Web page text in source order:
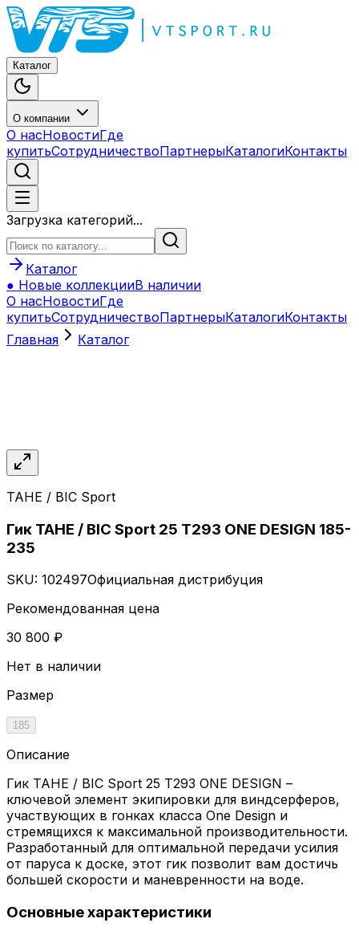
Каталог
О компании
О насНовостиГде
купитьСотрудничествоПартнерыКаталогиКонтакты
Загрузка категорий...
Каталог
● Новые коллекцииВ наличии
О насНовостиГде
купитьСотрудничествоПартнерыКаталогиКонтакты
Главная
Каталог
TAHE / BIC Sport
Гик TAHE / BIC Sport 25 Т293 ONE DESIGN 185-
235
SKU: 102497Официальная дистрибуция
Рекомендованная цена
30 800 ₽
Нет в наличии
Размер
185
Описание
Гик TAHE / BIC Sport 25 Т293 ONE DESIGN –
ключевой элемент экипировки для виндсерферов,
участвующих в гонках класса One Design и
стремящихся к максимальной производительности.
Разработанный для оптимальной передачи усилия
от паруса к доске, этот гик позволит вам достичь
большей скорости и маневренности на воде.
Основные характеристики